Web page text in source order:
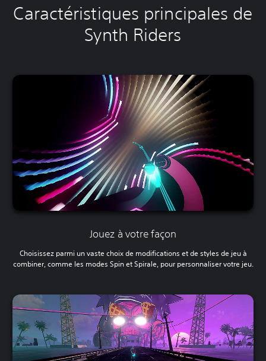
Caractéristiques principales de
Synth Riders
Jouez à votre façon
Choisissez parmi un vaste choix de modifications et de styles de jeu à
combiner, comme les modes Spin et Spirale, pour personnaliser votre jeu.